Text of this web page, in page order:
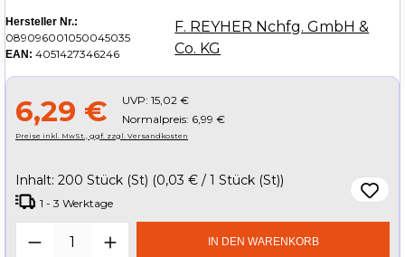
Hersteller Nr.:
089096001050045035
EAN: 4051427346246
F. REYHER Nchfg. GmbH &
Co. KG
6,29 € UVP: 15,02 €
Normalpreis: 6,99 €
Preise inkl. MwSt., ggf. zzgl. Versandkosten
Inhalt: 200 Stück (St) (0,03 € / 1 Stück (St))
1 - 3 Werktage
Produkt Anzahl: Gib denIN DEN WARENKORB